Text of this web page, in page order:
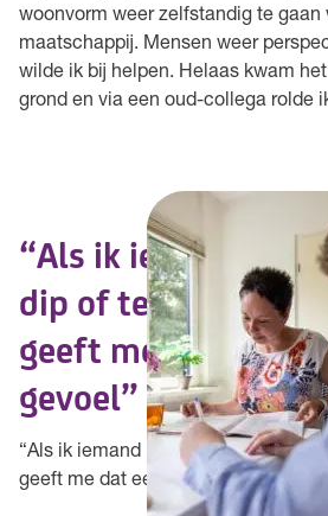
woonvorm weer zelfstandig te gaan
maatschappij. Mensen weer
wilde ik bij helpen. Helaas kwam
grond en via een oud-collega rolde
“Als ik iemand uit
dip of terugval kan
geeft me dat een
gevoel”
“Als ik iemand uit een flinke dip of
geeft me dat een voldaan gevoel”